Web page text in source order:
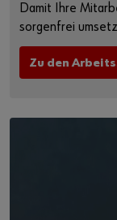
Damit Ihre
sorgenfrei
Zu den